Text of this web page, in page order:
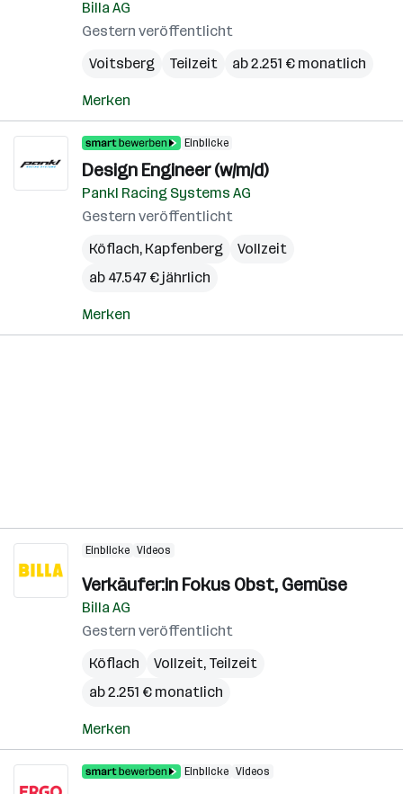
Billa AG
Gestern veröffentlicht
Voitsberg
Teilzeit ab 2.251 € monatlich
Merken
Einblicke
Design Engineer (w/m/d)
Pankl Racing Systems AG
Gestern veröffentlicht
Köflach, Kapfenberg
Vollzeit
ab 47.547 € jährlich
Merken
Einblicke Videos
Verkäufer:in Fokus Obst, Gemüse
Billa AG
Gestern veröffentlicht
Köflach
Vollzeit, Teilzeit
ab 2.251 € monatlich
Merken
Einblicke Videos